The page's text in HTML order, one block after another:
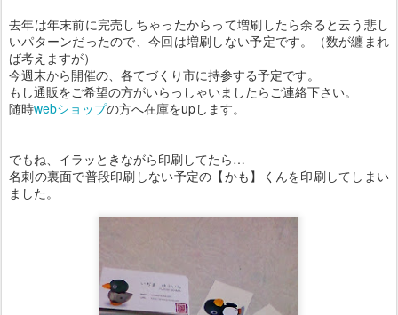
去年は年末前に完売しちゃったからって増刷したら余ると云う悲し
いパターンだったので、今回は増刷しない予定です。（数が纏まれ
ば考えますが）
今週末から開催の、各てづくり市に持参する予定です。
もし通販をご希望の方がいらっしゃいましたらご連絡下さい。
随時webショップの方へ在庫をupします。
でもね、イラッときながら印刷してたら…
名刺の裏面で普段印刷しない予定の【かも】くんを印刷してしまい
ました。